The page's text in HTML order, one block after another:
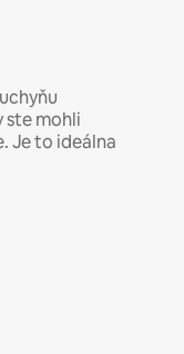
ste mohli
Je to ideálna